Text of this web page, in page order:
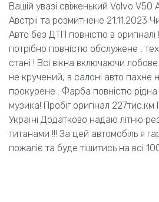
Вашій увазі свіженький Volvo
Австрії та розмитнене 21.11.2023
Авто без ДТП повністю в оригіналі
потрібно повністю обслужене ,
стані ! Всі вікна включаючи
не кручений, в салоні авто пахне
прокурене . Фарба повністю
музика! Пробіг оригінал
Україні Додатково надаю літню
титанами !!! За цей автомобіль я
пожаліє та буде тішитись на всі